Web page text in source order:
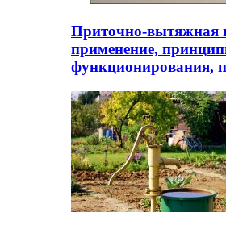
Приточно-вытяжная
применение,
функционирования,